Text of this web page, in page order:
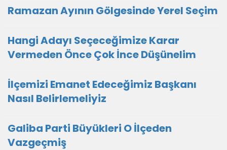
Ramazan Ayının Gölgesinde Yerel Seçim
Hangi Adayı Seçeceğimize Karar
Vermeden Önce Çok İnce Düşünelim
İlçemizi Emanet Edeceğimiz Başkanı
Nasıl Belirlemeliyiz
Galiba Parti Büyükleri O İlçeden
Vazgeçmiş